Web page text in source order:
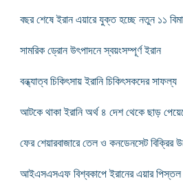
বছর শেষে ইরান এয়ারে যুক্ত হচ্ছে নতুন ১১
সামরিক ড্রোন উৎপাদনে স্বয়ংসম্পূর্ণ ইরান
বন্ধ্যাত্ব চিকিৎসায় ইরানি চিকিৎসকদের সাফল্য
আটকে থাকা ইরানি অর্থ ৪ দেশ থেকে ছাড়
ফের শেয়ারবাজারে তেল ও কনডেনসেট বিক্রির
আইএসএসএফ বিশ্বকাপে ইরানের এয়ার পিস্তল